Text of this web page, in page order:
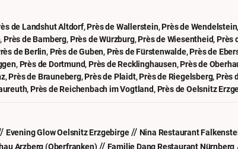
de Landshut Altdorf,Près de Wallerstein,Près de Wendelstein,
,Près de Bamberg,Près de Würzburg,Près de Wiesentheid,Près
de Berlin,Près de Guben,Près de Fürstenwalde,Près de
,Près de Dortmund,Près de Recklinghausen,Près de
,Près de Brauneberg,Près de Plaidt,Près de Riegelsberg,Près
,Près de Reichenbach im Vogtland,Près de Oelsnitz
Evening Glow Oelsnitz Erzgebirge// Nina Restaurant
Arzberg (Oberfranken)// Familie Dang Restaurant Nürnberg